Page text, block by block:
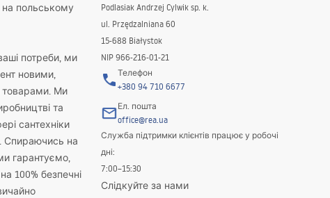
на польському
потреби, ми
новими,
товарами. Ми
та
сантехніки
Спираючись на
гарантуємо,
100% безпечні
Podlasiak Andrzej Cylwik sp. k.
ul. Przędzalniana 60
15-688 Białystok
NIP 966-216-01-21
Телефон
+380 94 710 6677
Ел. пошта
office@rea.ua
Служба підтримки клієнтів працює у робочі
дні:
7:00–15:30
Слідкуйте за нами